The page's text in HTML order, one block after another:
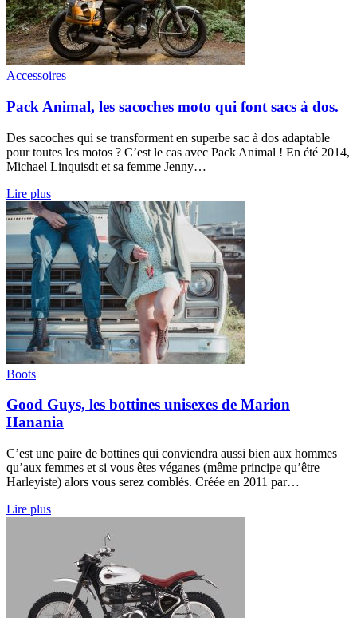
Accessoires
Pack Animal, les sacoches moto qui font sacs à dos.
Des sacoches qui se transforment en superbe sac à dos adaptable
pour toutes les motos ? C’est le cas avec Pack Animal ! En été 2014,
Michael Linquisdt et sa femme Jenny…
Lire plus
Boots
Good Guys, les bottines unisexes de Marion
Hanania
C’est une paire de bottines qui conviendra aussi bien aux hommes
qu’aux femmes et si vous êtes véganes (même principe qu’être
Harleyiste) alors vous serez comblés. Créée en 2011 par…
Lire plus